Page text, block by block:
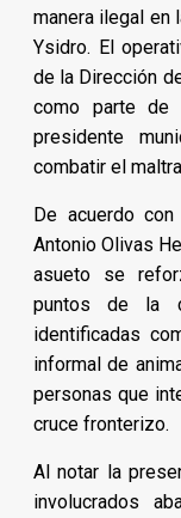
manera ilegal en
Ysidro. El
de la Dirección
como parte de
presidente
combatir el
De acuerdo
Antonio Olivas
asueto se
puntos de la
identificadas
informal de
personas que
cruce fronterizo.
Al notar la
involucrados